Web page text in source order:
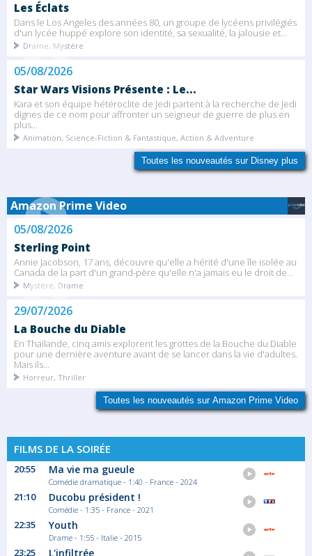
Les Éclats
Dans le Los Angeles des années 80, un groupe de lycéens privilégiés
d'un lycée huppé explore son identité, sa sexualité, la jalousie et...
Drame, Mystère
05/08/2026
Star Wars Visions Présente : Le...
Kara et son équipe hétéroclite de Jedi partent à la recherche de Jedi
dignes de ce nom pour affronter un seigneur de guerre de plus en
plus...
Animation, Science-Fiction & Fantastique, Action & Adventure
Toutes les nouveautés sur Disney plus
Amazon Prime Video
05/08/2026
Sterling Point
Annie Jacobson, 17 ans, découvre qu'elle a hérité d'une île isolée au
Canada de la part d'un grand-père qu'elle n'a jamais eu le droit de...
Mystère, Drame
29/07/2026
La Bouche du Diable
En Thaïlande, cinq amis explorent les grottes de la Bouche du Diable
pour une dernière aventure avant de se lancer dans la vie d'adultes.
Mais ils...
Horreur, Thriller
Toutes les nouveautés sur Amazon Prime Video
FILMS DE LA SOIRÉE
20:55 Ma vie ma gueule
Comédie dramatique - 1:40 - France - 2024
21:10 Ducobu président !
Comédie - 1:35 - France - 2021
22:35 Youth
Drame - 1:55 - Italie - 2015
23:25 L'infiltrée